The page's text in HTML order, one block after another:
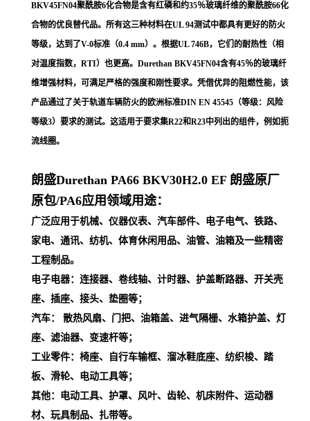
BKV45FN04聚酰胺6化合物是含有红磷和约35％玻璃纤维的聚酰胺66化
合物的优良替代品。所有这三种材料在UL 94测试中都具有更好的防火
等级，达到了V-0标准（0.4 mm）。根据UL 746B，它们的耐热性（相
对温度指数，RTI）也更高。Durethan BKV45FN04含有45％的玻璃纤
维增强材料，可满足严格的强度和刚性要求。凭借优异的阻燃性能，该
产品通过了关于轨道车辆防火的欧洲标准DIN EN 45545（等级：风险
等级3）要求的测试。这适用于要求集R22和R23中列出的组件，例如扼
流线圈。
朗盛Durethan PA66 BKV30H2.0 EF 朗盛原厂
原包/PA6应用领域用途：
广泛应用于机械、仪器仪表、汽车部件、电子电气、铁路、
家电、通讯、纺机、体育休闲用品、油管、油箱及一些精密
工程制品。
电子电器：连接器、卷线轴、计时器、护盖断路器、开关壳
座、插座、接头、垫圈等；
汽车： 散热风扇、门把、油箱盖、进气隔栅、水箱护盖、灯
座、滤油器、变速杆等；
工业零件：椅座、自行车输框、溜冰鞋底座、纺织梭、踏
板、滑轮、电动工具等；
其他：电动工具、护罩、风叶、齿轮、机床附件、运动器
材、玩具制品、扎带等。